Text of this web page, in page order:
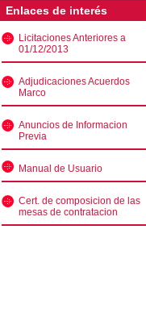
Enlaces de interés
Licitaciones Anteriores a
01/12/2013
Adjudicaciones Acuerdos
Marco
Anuncios de Informacion
Previa
Manual de Usuario
Cert. de composicion de las
mesas de contratacion